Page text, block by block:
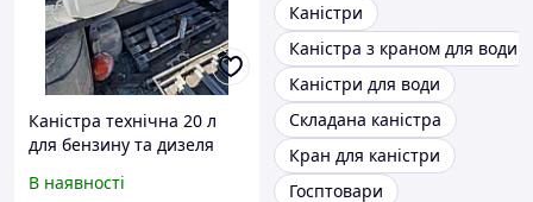
Каністра технічна 20 л
для бензину та дизеля
В наявності
Каністри
Каністра з краном для води
Каністри для води
Складана каністра
Кран для каністри
Госптовари